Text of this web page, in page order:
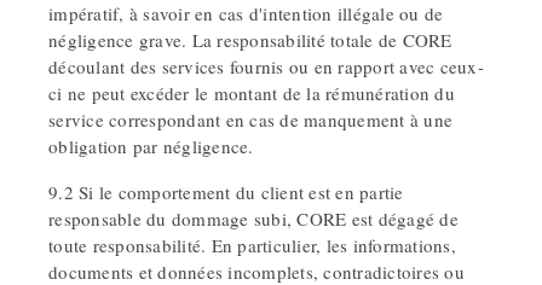
impératif, à savoir en cas d'intention illégale ou de
négligence grave. La responsabilité totale de CORE
découlant des services fournis ou en rapport avec ceux-
ci ne peut excéder le montant de la rémunération du
service correspondant en cas de manquement à une
obligation par négligence.
9.2 Si le comportement du client est en partie
responsable du dommage subi, CORE est dégagé de
toute responsabilité. En particulier, les informations,
documents et données incomplets, contradictoires ou